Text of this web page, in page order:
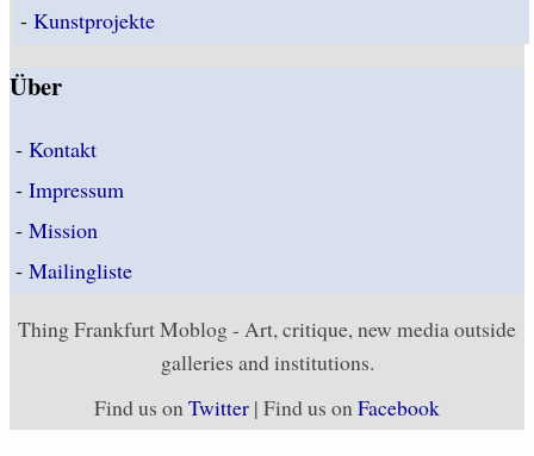
-Kunstprojekte
Über
- Kontakt
- Impressum
- Mission
- Mailingliste
Thing Frankfurt Moblog - Art, critique, new media outside
galleries and institutions.
Find us onTwitter | Find us onFacebook